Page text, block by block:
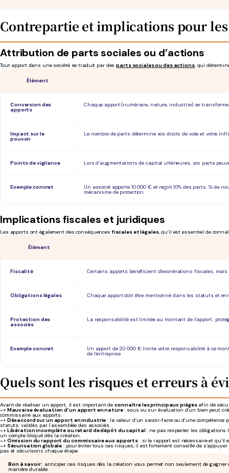
Contrepartie et implications pour les
Attribution de parts sociales ou d’actions
Tout apport dans une société se traduit par desparts sociales ou des actions, qui
Élément
Conversion des
apports
Chaque apport (numéraire, nature, industrie) se
Impact sur le
pouvoir
Le nombre de parts détermine vos droits de vote et votre
Points de vigilance Lors d’augmentations de capital ultérieures, vos parts
Exemple concret Un associé apporte 10 000 € et reçoit 10% des parts. Si de
mécanisme de protection.
Implications fiscales et juridiques
Les apports ont également des conséquences fiscales et légales, qu’il est essentiel de
Élément
Fiscalité Certains apports bénéficient d’exonérations fiscales,
Obligations légales Chaque apport doit être mentionné dans les statuts et
Protection des
associés
La responsabilité est limitée au montant de l’apport,
Exemple concret Un apport de 20 000 € limite votre responsabilité à ce
de l’entreprise.
Quels sont les risques et erreurs à
Avant de réaliser un apport, il est important deconnaître les principaux piègesafin de
-> Mauvaise évaluation d’un apport en nature: sous ou sur évaluation d’un bien peut
commissaire aux apports.
-> Désaccord sur un apport en industrie : la valeur d’un savoir-faire ou d’une
statuts, validés par l’assemblée des associés.
-> Libération incomplète ou retard de dépôt du capital: ne pas respecter les obligations
un compte bloqué dès la création.
-> Omission du rapport du commissaire aux apports : si le rapport est nécessaire et qu’il
-> Sécurisation globale : pour éviter tous ces risques, il est fortement conseillé de
pas et sécurisons chaque étape.
Bon à savoir : anticiper ces risques dès la création vous permet non seulement de
manière durable.